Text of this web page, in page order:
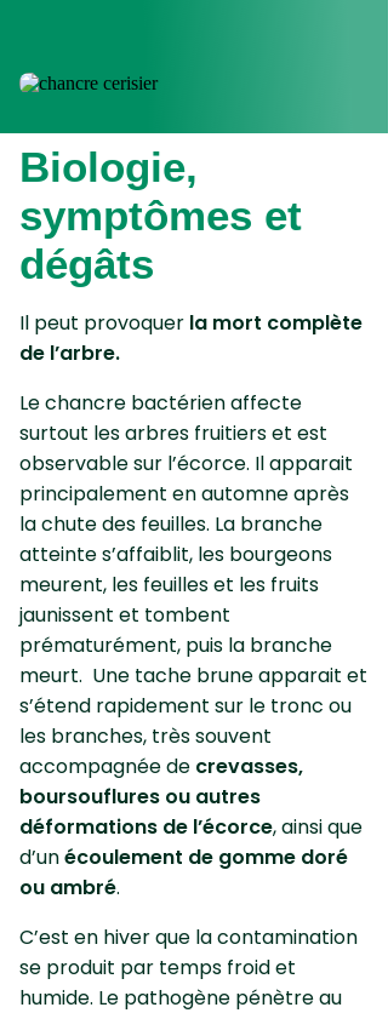
Biologie,
symptômes et
dégâts
Il peut provoquer la mort complète
de l’arbre.
Le chancre bactérien affecte
surtout les arbres fruitiers et est
observable sur l’écorce. Il apparait
principalement en automne après
la chute des feuilles. La branche
atteinte s’affaiblit, les bourgeons
meurent, les feuilles et les fruits
jaunissent et tombent
prématurément, puis la branche
meurt. Une tache brune apparait et
s’étend rapidement sur le tronc ou
les branches, très souvent
accompagnée de crevasses,
boursouflures ou autres
déformations de l’écorce, ainsi que
d’unécoulement de gomme doré
ou ambré.
C’est en hiver que la contamination
se produit par temps froid et
humide. Le pathogène pénètre au